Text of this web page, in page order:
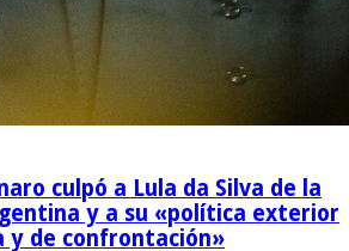
culpó a Lula da Silva de la
y a su «política exterior
y de confrontación»